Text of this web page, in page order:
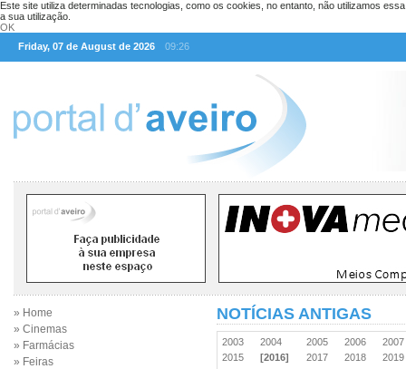
Este site utiliza determinadas tecnologias, como os cookies, no entanto, não utilizamos
a sua utilização.
OK
Friday, 07 de August de 2026
09:26
» Home
» Cinemas
» Farmácias
» Feiras
NOTÍCIAS ANTIGAS
2003 2004 2005 2006
2015
[2016] 2017 2018